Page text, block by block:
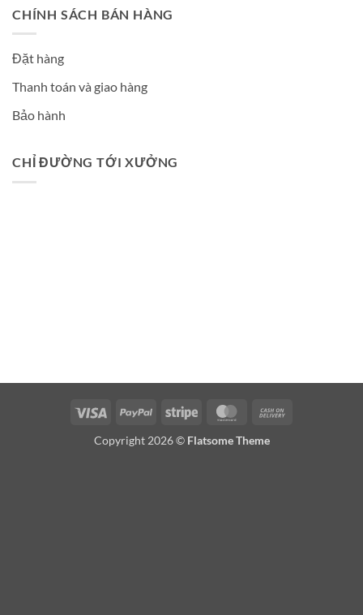
CHÍNH SÁCH BÁN HÀNG
Đặt hàng
Thanh toán và giao hàng
Bảo hành
CHỈ ĐƯỜNG TỚI XƯỞNG
Visa PayPal Stripe MasterCard
Copyright 2026 © Flatsome Theme